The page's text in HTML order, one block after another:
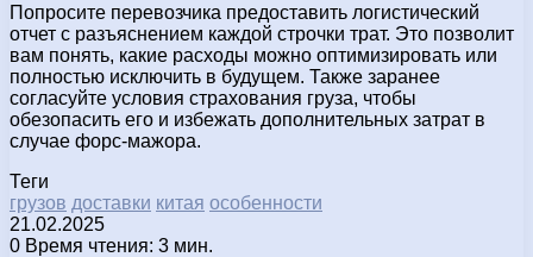
Попросите перевозчика предоставить логистический
отчет с разъяснением каждой строчки трат. Это позволит
вам понять, какие расходы можно оптимизировать или
полностью исключить в будущем. Также заранее
согласуйте условия страхования груза, чтобы
обезопасить его и избежать дополнительных затрат в
случае форс-мажора.
Теги
грузов доставки китая особенности
21.02.2025
0 Время чтения: 3 мин.